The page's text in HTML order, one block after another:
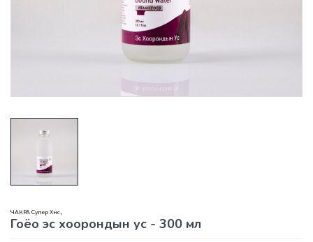
ЧАКРА Супер Хүнс,
Гоёо эс хоорондын ус - 300 мл